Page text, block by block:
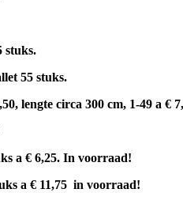
stuks.
55 stuks.
lengte circa 300 cm, 1-49 a €
a € 6,25. In voorraad!
a € 11,75 in voorraad!